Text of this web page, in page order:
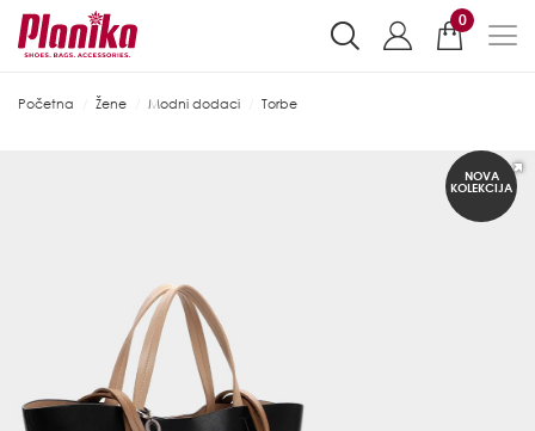
0
Početna Žene Modni dodaci Torbe
NOVA
KOLEKCIJA